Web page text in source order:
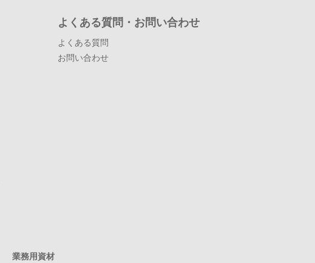
よくある質問・お問い合わせ
よくある質問
お問い合わせ
業務用資材